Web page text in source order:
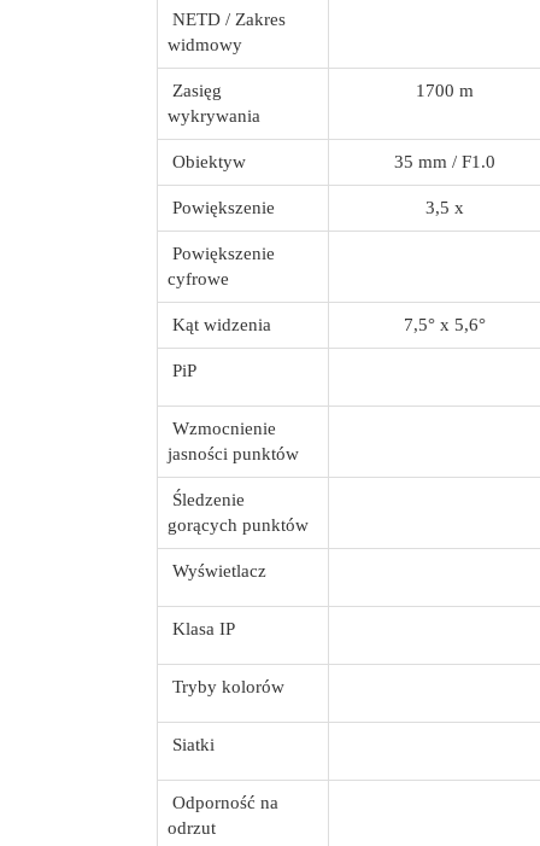
NETD / Zakres
widmowy
Zasięg
wykrywania
1700 m
Obiektyw 35 mm / F1.0
Powiększenie 3,5 x
Powiększenie
cyfrowe
Kąt widzenia 7,5° x 5,6°
PiP
Wzmocnienie
jasności punktów
Śledzenie
gorących punktów
Wyświetlacz
Klasa IP
Tryby kolorów
Siatki
Odporność na
odrzut